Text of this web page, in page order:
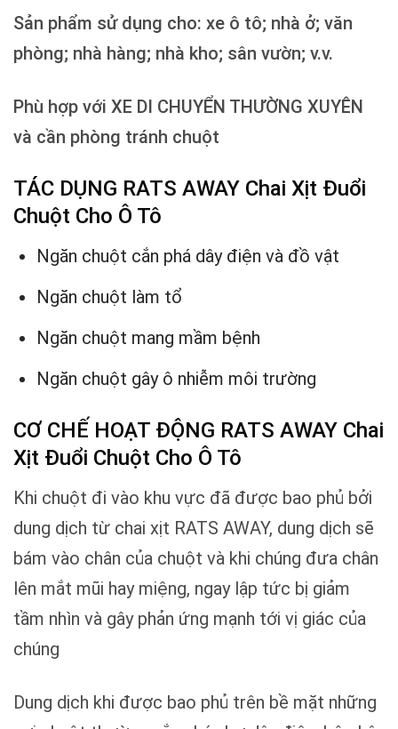
Sản phẩm sử dụng cho: xe ô tô; nhà ở; văn
phòng; nhà hàng; nhà kho; sân vườn; v.v.
Phù hợp với XE DI CHUYỂN THƯỜNG XUYÊN
và cần phòng tránh chuột
TÁC DỤNG RATS AWAY Chai Xịt Đuổi
Chuột Cho Ô Tô
Ngăn chuột cắn phá dây điện và đồ vật
Ngăn chuột làm tổ
Ngăn chuột mang mầm bệnh
Ngăn chuột gây ô nhiễm môi trường
CƠ CHẾ HOẠT ĐỘNG RATS AWAY Chai
Xịt Đuổi Chuột Cho Ô Tô
Khi chuột đi vào khu vực đã được bao phủ bởi
dung dịch từ chai xịt RATS AWAY, dung dịch sẽ
bám vào chân của chuột và khi chúng đưa chân
lên mắt mũi hay miệng, ngay lập tức bị giảm
tầm nhìn và gây phản ứng mạnh tới vị giác của
chúng
Dung dịch khi được bao phủ trên bề mặt những